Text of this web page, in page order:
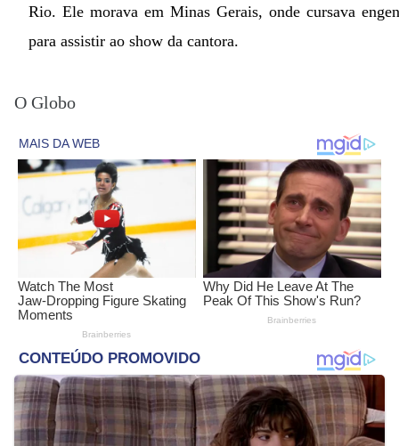
Rio. Ele morava em Minas Gerais, onde cursava
para assistir ao show da cantora.
O Globo